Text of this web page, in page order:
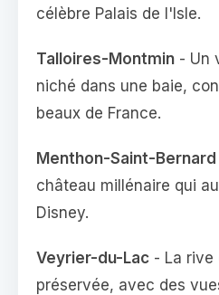
célèbre Palais de l'Isle.
Talloires-Montmin - Un
niché dans une baie,
beaux de France.
Menthon-Saint-Bernard
château millénaire qui
Disney.
Veyrier-du-Lac - La rive
préservée, avec des